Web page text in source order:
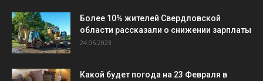
Более 10% жителей Свердловской
области рассказали о снижении зарплаты
24.05.2023
Какой будет погода на 23 Февраля в